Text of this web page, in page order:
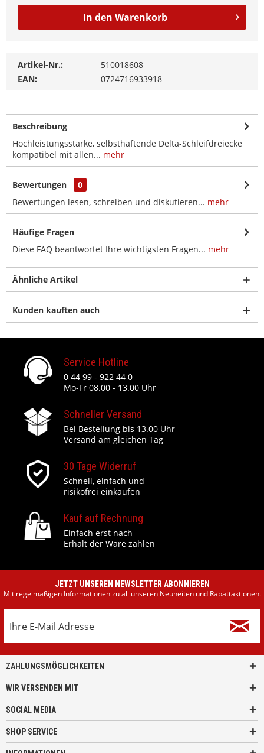
In den Warenkorb
Artikel-Nr.:
510018608
EAN:
0724716933918
Beschreibung
Hochleistungsstarke, selbsthaftende Delta-Schleifdreiecke
kompatibel mit allen... mehr
Bewertungen
0
Bewertungen lesen, schreiben und diskutieren... mehr
Häufige Fragen
Diese FAQ beantwortet Ihre wichtigsten Fragen... mehr
Ähnliche Artikel
Kunden kauften auch
Service Hotline
0 44 99 - 922 44 0
Mo-Fr 08.00 - 13.00 Uhr
Schneller Versand
Bei Bestellung bis 13.00 Uhr
Versand am gleichen Tag
30 Tage Widerruf
Schnell, einfach und
risikofrei einkaufen
Kauf auf Rechnung
Einfach erst nach
Erhalt der Ware zahlen
JETZT UNSEREN NEWSLETTER ABONNIEREN
Mit regelmäßigen Informationen zu all unseren Neuheiten und Rabattaktionen.
ZAHLUNGSMÖGLICHKEITEN
WIR VERSENDEN MIT
SOCIAL MEDIA
SHOP SERVICE